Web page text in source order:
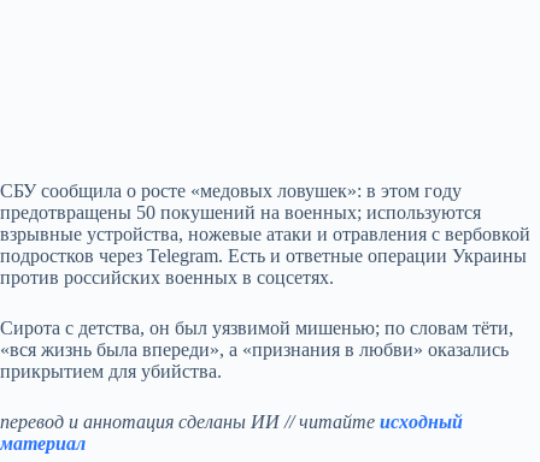
СБУ сообщила о росте «медовых ловушек»: в этом году
предотвращены 50 покушений на военных; используются
взрывные устройства, ножевые атаки и отравления с вербовкой
подростков через Telegram. Есть и ответные операции Украины
против российских военных в соцсетях.
Сирота с детства, он был уязвимой мишенью; по словам тёти,
«вся жизнь была впереди», а «признания в любви» оказались
прикрытием для убийства.
перевод и аннотация сделаны ИИ // читайте исходный
материал